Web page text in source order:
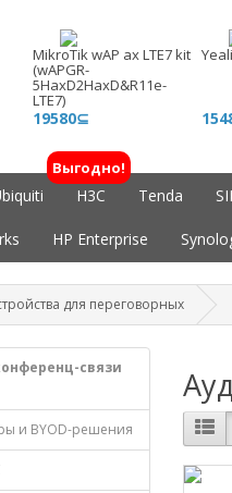
MikroTik wAP ax LTE7 kit
(wAPGR-
5HaxD2HaxD&R11e-
LTE7)
19580⊆
Выгодно!
H3C Tenda
HP Enterprise
для переговорных
связи
и BYOD-решения